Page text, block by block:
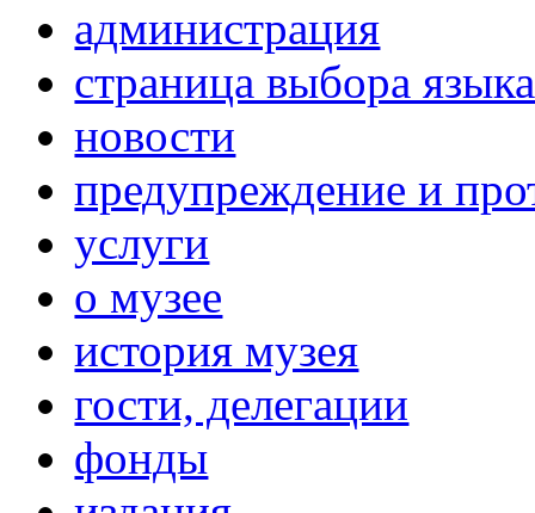
администрация
страница выбора языка
новости
предупреждение и
услуги
о музее
история музея
гости, делегации
фонды